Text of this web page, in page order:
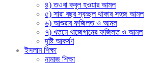
৪) তওবা কবুল হওয়ার আমল
৫) সারা বছর স্বচ্ছল থাকার সহজ আমল
৬) আশুরার ফজিলত ও আমল
৭) খতমে খাজেগানের ফজিলত ও আমল
দৃষ্টি আকর্ষণ
ইসলাম শিক্ষা
নামাজ শিক্ষা